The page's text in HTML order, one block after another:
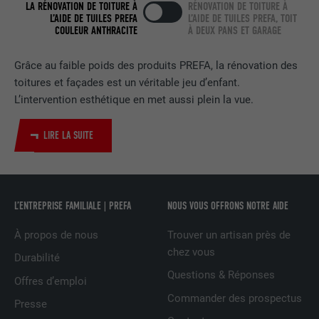
Grâce au faible poids des produits PREFA, la rénovation des
toitures et façades est un véritable jeu d’enfant.
L’intervention esthétique en met aussi plein la vue.
LIRE LA SUITE
LA RÉNOVATION DE TOITURE À
L’AIDE DE TUILES PREFA
COULEUR ANTHRACITE
RÉNOVATION DE TOITURE À
L’AIDE DE TUILES PREFA, TOIT
À DEUX PANS ET GARAGE
L’ENTREPRISE FAMILIALE | PREFA
À propos de nous
Durabilité
Offres d’emploi
Presse
NOUS VOUS OFFRONS NOTRE AIDE
Trouver un artisan près de
chez vous
Questions & Réponses
Commander des prospectus
EXPIRATION 2 ans
services intégrés.
NOM
FOURNISSEUR
UTILITÉ
LinkedIn pour suivre l'utilisation de
services intégrés
UserMatchHistory